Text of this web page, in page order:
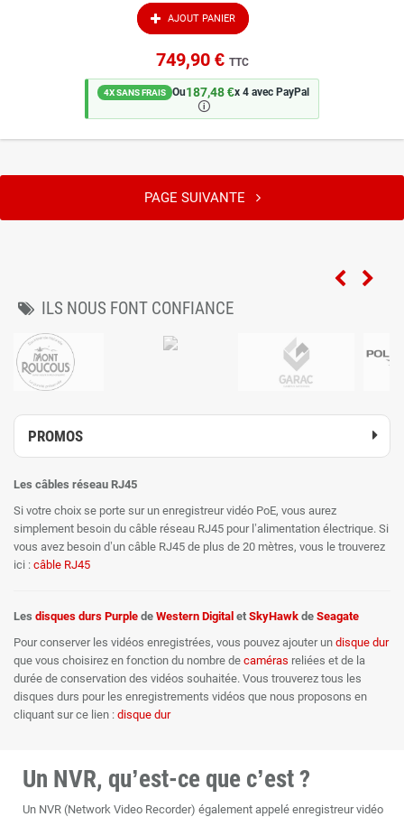
AJOUT PANIER
749,90 € TTC
4X SANS FRAIS Ou187,48 €x 4 avec PayPal
🛈
PAGE SUIVANTE
ILS NOUS FONT CONFIANCE
PROMOS
Les câbles réseau RJ45
Si votre choix se porte sur un enregistreur vidéo PoE, vous aurez
simplement besoin du câble réseau RJ45 pour l’alimentation électrique. Si
vous avez besoin d’un câble RJ45 de plus de 20 mètres, vous le trouverez
ici : câble RJ45
Les disques durs Purple de Western Digital et SkyHawk de Seagate
Pour conserver les vidéos enregistrées, vous pouvez ajouter un disque dur
que vous choisirez en fonction du nombre de caméras reliées et de la
durée de conservation des vidéos souhaitée. Vous trouverez tous les
disques durs pour les enregistrements vidéos que nous proposons en
cliquant sur ce lien : disque dur
Un NVR, qu’est-ce que c’est ?
Un NVR (Network Video Recorder) également appelé enregistreur vidéo